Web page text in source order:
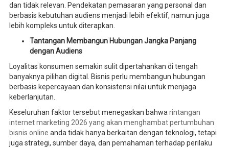
dan tidak relevan. Pendekatan pemasaran yang personal dan
berbasis kebutuhan audiens menjadi lebih efektif, namun juga
lebih kompleks untuk diterapkan.
Tantangan Membangun Hubungan Jangka Panjang
dengan Audiens
Loyalitas konsumen semakin sulit dipertahankan di tengah
banyaknya pilihan digital. Bisnis perlu membangun hubungan
berbasis kepercayaan dan konsistensi nilai untuk menjaga
keberlanjutan.
Keseluruhan faktor tersebut menegaskan bahwa rintangan
internet marketing 2026 yang akan menghambat pertumbuhan
bisnis online anda tidak hanya berkaitan dengan teknologi, tetapi
juga strategi, sumber daya, dan pemahaman terhadap perilaku